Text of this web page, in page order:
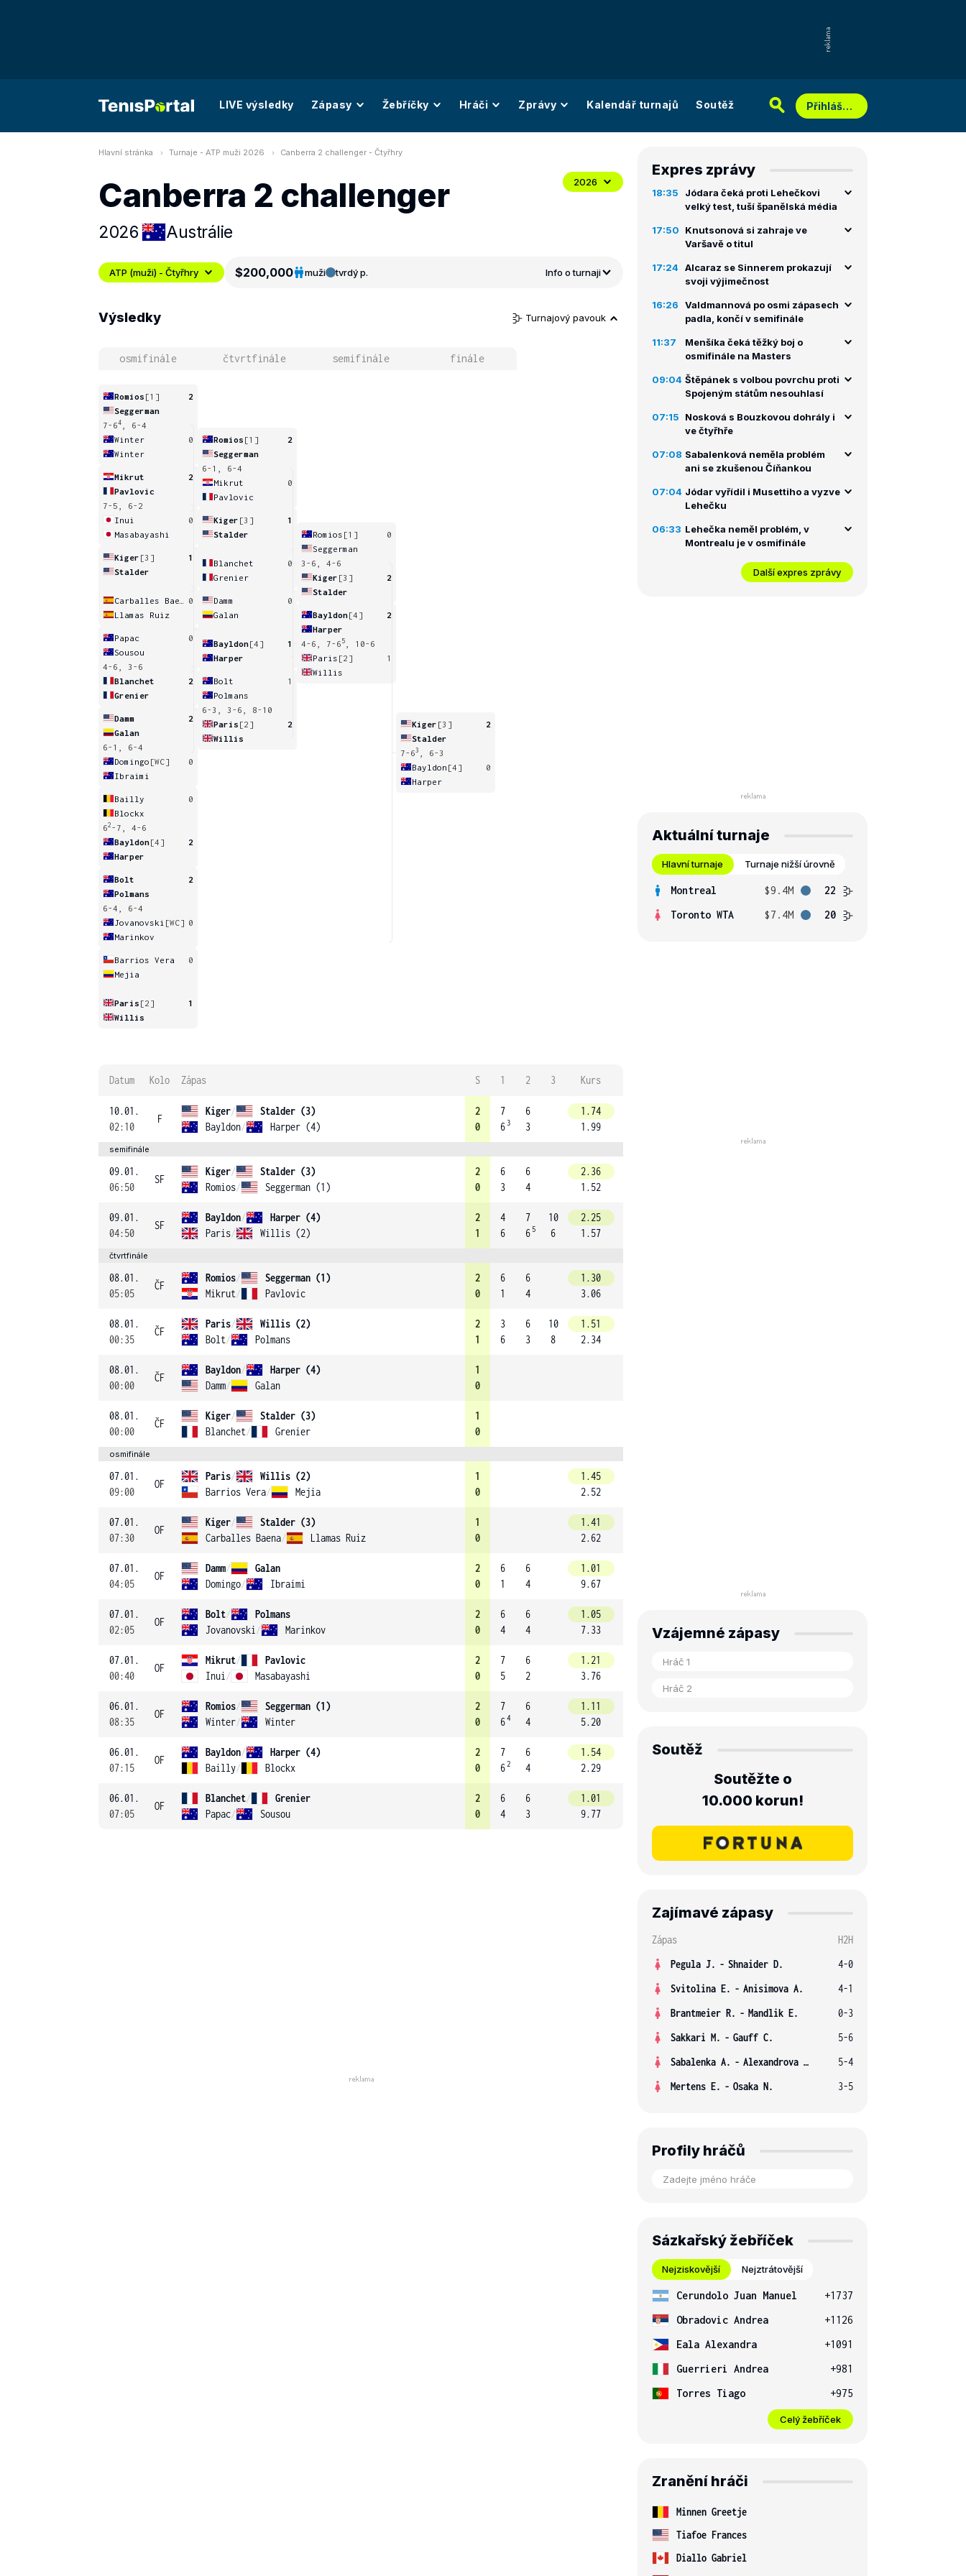
LIVE výsledky Zápasy Žebříčky Hráči Zprávy Kalendář turnajů Soutěž Přihlášení
Hlavní stránka Turnaje - ATP muži 2026 Canberra 2 challenger - Čtyřhry
Canberra 2 challenger
2026 Austrálie
2026
ATP (muži) - Čtyřhry $200,000 muži tvrdý p. Info o turnaji
Výsledky Turnajový pavouk
osmifinále čtvrtfinále semifinále finále
Romios [1]
2
Seggerman
7-64
, 6-4
Winter
0
Winter
Mikrut
2
Pavlovic
7-5, 6-2
Inui
0
Masabayashi
Kiger [3]
1
Stalder
0
Llamas Ruiz
Papac
0
Sousou
4-6, 3-6
Blanchet
2
Grenier
Damm
2
Galan
6-1, 6-4
Domingo [WC]
0
Ibraimi
Bailly
0
Blockx
62 -7, 4-6
Bayldon[4]
2
Harper
Bolt
2
Polmans
6-4, 6-4
Jovanovski [WC] 0
Marinkov
Barrios Vera
0
Mejia
Paris [2]
1
Willis
Romios [1]
2
Seggerman
6-1, 6-4
Mikrut
0
Pavlovic
Kiger [3]
1
Stalder
Blanchet
0
Grenier
Damm
0
Galan
Bayldon[4]
1
Harper
Bolt
1
Polmans
6-3, 3-6, 8-10
Paris [2]
2
Willis
Romios [1]
0
Seggerman
3-6, 4-6
Kiger [3]
2
Stalder
Bayldon[4]
2
Harper
4-6, 7-6 5
, 10-6
Paris [2]
1
Willis
Kiger [3]
2
Stalder
7-63
, 6-3
Bayldon [4]
0
Harper
Datum Kolo Zápas S 1 2 3 Kurs
10.01.
02:10
F
Kiger/
Stalder (3)
Bayldon/ Harper (4)
2
0
7
6 3
6
3
1.74
1.99
semifinále
09.01.
06:50
SF
Kiger/
Stalder (3)
Romios/ Seggerman (1)
2
0
6
3
6
4
2.36
1.52
09.01.
04:50
SF
Bayldon/
Harper (4)
Paris/ Willis (2)
2
1
4
6
7
6 5
10
6
2.25
1.57
čtvrtfinále
08.01.
05:05
ČF
Romios/
Seggerman (1)
Mikrut/ Pavlovic
2
0
6
1
6
4
1.30
3.06
08.01.
00:35
ČF
Paris/
Willis (2)
Bolt/ Polmans
2
1
3
6
6
3
10
8
1.51
2.34
08.01.
00:00
ČF
Bayldon/
Harper (4)
Damm/ Galan
1
0
08.01.
00:00
ČF
Kiger/
Stalder (3)
Blanchet/ Grenier
1
0
osmifinále
07.01.
09:00
OF
Paris/
Willis (2)
Barrios Vera/ Mejia
1
0
1.45
2.52
07.01.
07:30
OF
Kiger/
Stalder (3)
Carballes Baena/ Llamas Ruiz
1
0
1.41
2.62
07.01.
04:05
OF
Damm/
Galan
Domingo/ Ibraimi
2
0
6
1
6
4
1.01
9.67
07.01.
02:05
OF
Bolt/
Polmans
Jovanovski / Marinkov
2
0
6
4
6
4
1.05
7.33
07.01.
00:40
OF
Mikrut/
Pavlovic
Inui / Masabayashi
2
0
7
5
6
2
1.21
3.76
06.01.
08:35
OF
Romios/
Seggerman (1)
Winter/ Winter
2
0
7
64
6
4
1.11
5.20
06.01.
07:15
OF
Bayldon/
Harper (4)
Bailly/ Blockx
2
0
7
62
6
4
1.54
2.29
06.01.
07:05
OF
Blanchet/
Grenier
Papac/ Sousou
2
0
6
4
6
3
1.01
9.77
Expres zprávy
18:35
Jódara čeká proti Lehečkovi
velký test, tuší španělská média
17:50
Knutsonová si zahraje ve
Varšavě o titul
17:24 Alcaraz se Sinnerem prokazují
svoji výjimečnost
16:26
Valdmannová po osmi zápasech
padla, končí v semifinále
11:37
Menšíka čeká těžký boj o
osmifinále na Masters
09:04 Štěpánek s volbou povrchu proti
Spojeným státům nesouhlasí
07:15
Nosková s Bouzkovou dohrály i
ve čtyřhře
07:08 Sabalenková neměla problém
ani se zkušenou Číňankou
07:04 Jódar vyřídil i Musettiho a vyzve
Lehečku
06:33 Lehečka neměl problém, v
Montrealu je v osmifinále
Další expres zprávy
Aktuální turnaje
Hlavní turnaje Turnaje nižší úrovně
Montreal $9.4M
22
Toronto WTA
$7.4M 20
Vzájemné zápasy
Soutěž
Soutěžte o
10.000 korun!
Zajímavé zápasy
Zápas
H2H
Pegula J. - Shnaider D.
4-0
Svitolina E. - Anisimova A.
4-1
Brantmeier R. - Mandlik E.
0-3
Sakkari M. - Gauff C.
5-6
Sabalenka A. - Alexandrova E.
5-4
Mertens E. - Osaka N. 3-5
Profily hráčů
Sázkařský žebříček
Nejziskovější Nejztrátovější
Cerundolo Juan Manuel
+1737
Obradovic Andrea
+1126
Eala Alexandra
+1091
Guerrieri Andrea
+981
Torres Tiago
+975
Celý žebříček
Zranění hráči
Minnen Greetje
Tiafoe Frances
Diallo Gabriel